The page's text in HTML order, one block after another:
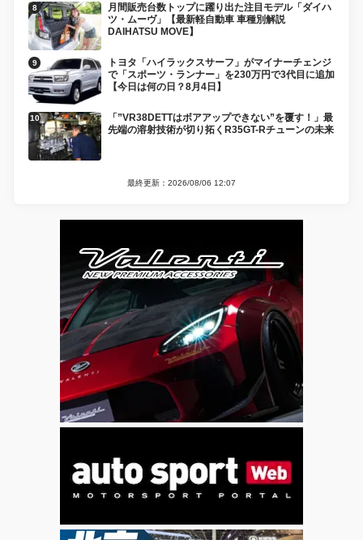
月間販売台数トップに躍り出た注目モデル「ダイハ
ツ・ムーヴ」【最新軽自動車 車種別解説
DAIHATSU MOVE】
トヨタ「ハイラックスサーフ」がマイナーチェンジ
で「スポーツ・ランナー」を230万円で3代目に追加
【今日は何の日？8月4日】
「”VR38DETTはボアアップできない”を覆す！」最
先端の溶射技術が切り拓くR35GT-Rチューンの未来
最終更新：2026/08/06 12:07